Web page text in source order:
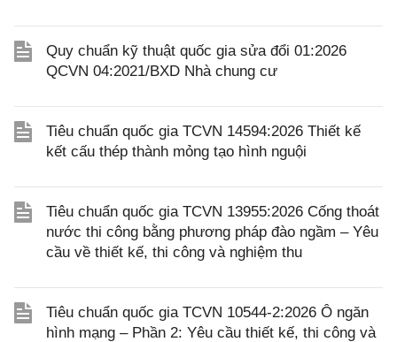
Quy chuẩn kỹ thuật quốc gia sửa đổi 01:2026
QCVN 04:2021/BXD Nhà chung cư
Tiêu chuẩn quốc gia TCVN 14594:2026 Thiết kế
kết cấu thép thành mỏng tạo hình nguội
Tiêu chuẩn quốc gia TCVN 13955:2026 Cống thoát
nước thi công bằng phương pháp đào ngầm – Yêu
cầu về thiết kế, thi công và nghiệm thu
Tiêu chuẩn quốc gia TCVN 10544-2:2026 Ô ngăn
hình mạng – Phần 2: Yêu cầu thiết kế, thi công và